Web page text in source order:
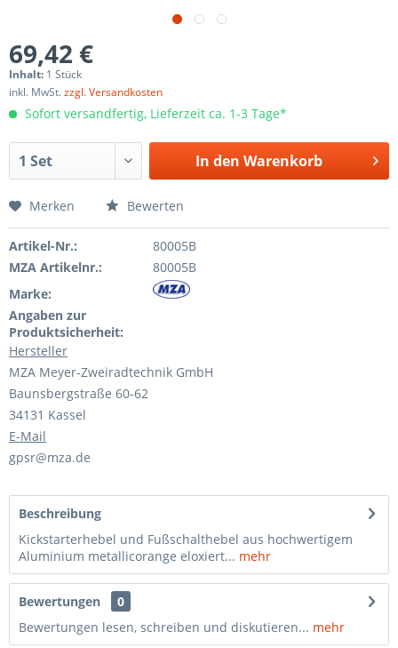
69,42 €
Inhalt: 1 Stück
inkl. MwSt.zzgl. Versandkosten
Sofort versandfertig, Lieferzeit ca. 1-3 Tage*
In den Warenkorb
Merken Bewerten
Artikel-Nr.:
80005B
MZA Artikelnr.:
80005B
Marke:
Angaben zur
Produktsicherheit:
Hersteller
MZA Meyer-Zweiradtechnik GmbH
Baunsbergstraße 60-62
34131 Kassel
E-Mail
gpsr@mza.de
Beschreibung
Kickstarterhebel und Fußschalthebel aus hochwertigem
Aluminium metallicorange eloxiert... mehr
Bewertungen
0
Bewertungen lesen, schreiben und diskutieren... mehr